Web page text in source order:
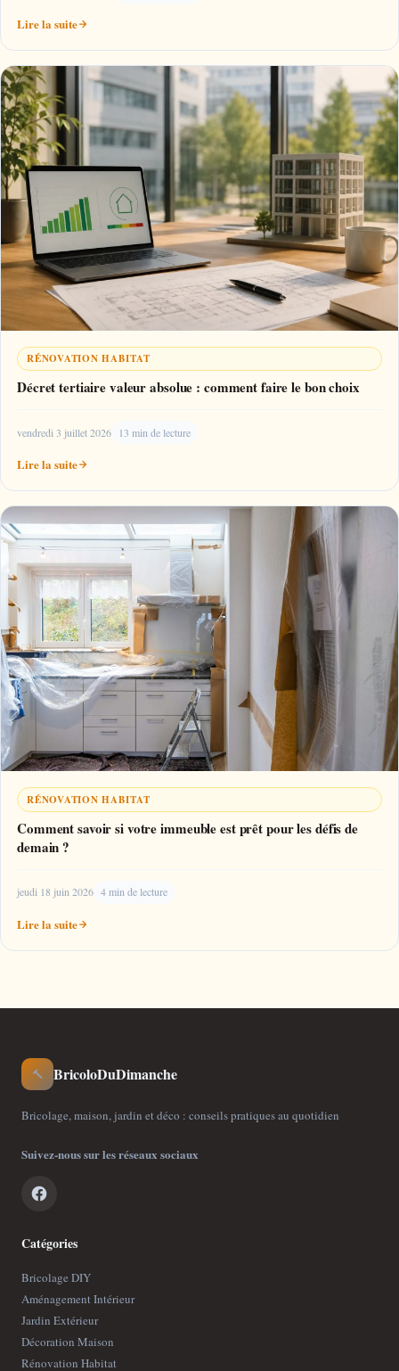
Lire la suite
RÉNOVATION HABITAT
Décret tertiaire valeur absolue : comment faire le bon choix
vendredi 3 juillet 2026 13 min de lecture
Lire la suite
RÉNOVATION HABITAT
Comment savoir si votre immeuble est prêt pour les défis de
demain ?
jeudi 18 juin 2026 4 min de lecture
Lire la suite
🔨 BricoloDuDimanche
Bricolage, maison, jardin et déco : conseils pratiques au quotidien
Suivez-nous sur les réseaux sociaux
Catégories
Bricolage DIY
Aménagement Intérieur
Jardin Extérieur
Décoration Maison
Rénovation Habitat